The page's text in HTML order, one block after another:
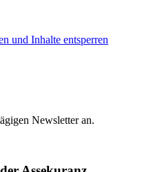
und Inhalte entsperren
Newsletter an.